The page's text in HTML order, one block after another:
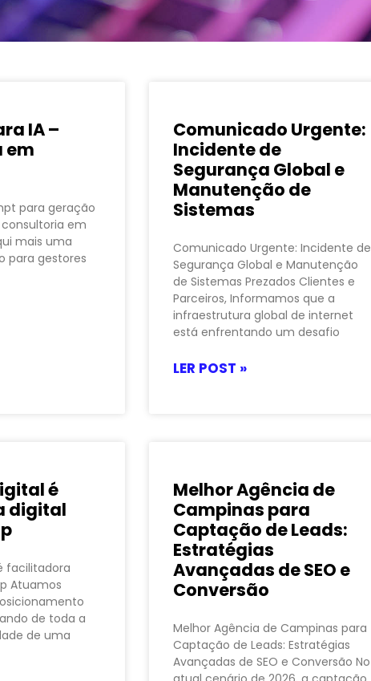
IA –
em
para geração
em
mais uma
para gestores
Comunicado Urgente:
Incidente de
Segurança Global e
Manutenção de
Sistemas
Comunicado Urgente: Incidente de
Segurança Global e Manutenção
de Sistemas Prezados Clientes e
Parceiros, Informamos que a
infraestrutura global de internet
está enfrentando um desafio
LER POST »
é
digital
facilitadora
Atuamos
de toda a
de uma
Melhor Agência de
Campinas para
Captação de Leads:
Estratégias
Avançadas de SEO e
Conversão
Melhor Agência de Campinas para
Captação de Leads: Estratégias
Avançadas de SEO e Conversão No